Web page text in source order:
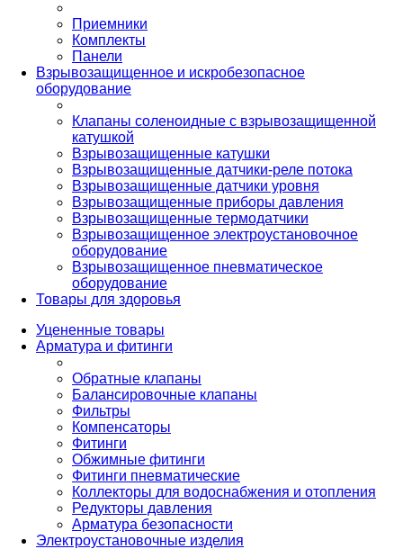
Приемники
Комплекты
Панели
Взрывозащищенное и искробезопасное
оборудование
Клапаны соленоидные с взрывозащищенной
катушкой
Взрывозащищенные катушки
Взрывозащищенные датчики-реле потока
Взрывозащищенные датчики уровня
Взрывозащищенные приборы давления
Взрывозащищенные термодатчики
Взрывозащищенное электроустановочное
оборудование
Взрывозащищенное пневматическое
оборудование
Товары для здоровья
Уцененные товары
Арматура и фитинги
Обратные клапаны
Балансировочные клапаны
Фильтры
Компенсаторы
Фитинги
Обжимные фитинги
Фитинги пневматические
Коллекторы для водоснабжения и отопления
Редукторы давления
Арматура безопасности
Электроустановочные изделия